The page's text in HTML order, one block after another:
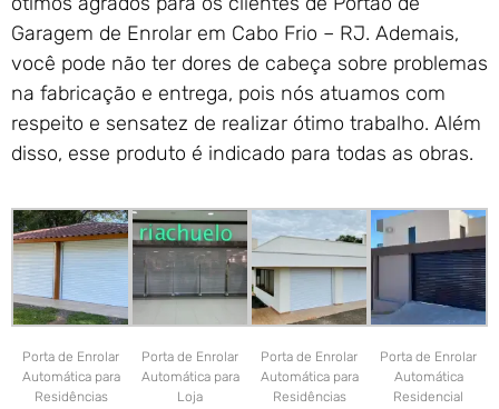
Garagem de Enrolar em Cabo Frio – RJ. Ademais,
você pode não ter dores de cabeça sobre problemas
na fabricação e entrega, pois nós atuamos com
respeito e sensatez de realizar ótimo trabalho. Além
disso, esse produto é indicado para todas as obras.
Porta de Enrolar
Automática para
Residências
Porta de Enrolar
Automática para
Loja
Porta de Enrolar
Automática para
Residências
Porta de Enrolar
Automática
Residencial